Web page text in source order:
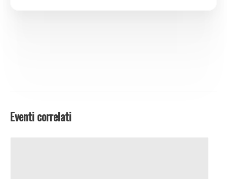
Eventi correlati